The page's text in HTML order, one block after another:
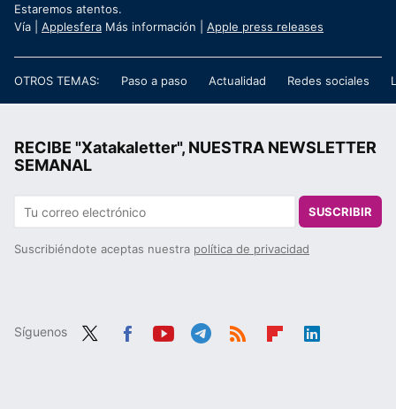
Estaremos atentos.
Vía | Applesfera Más información | Apple press releases
OTROS TEMAS: Paso a paso Actualidad Redes sociales
RECIBE "Xatakaletter", NUESTRA NEWSLETTER
SEMANAL
SUSCRIBIR
Suscribiéndote aceptas nuestra política de privacidad
Síguenos